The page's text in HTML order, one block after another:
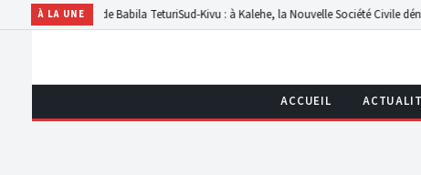
À LA UNE
de Babila TeturiSud-Kivu : à Kalehe, la Nouvelle Société Civile dénonce les
ACCUEIL